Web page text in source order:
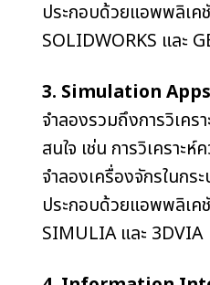
ประกอบด้วยแอพพลิเค
SOLIDWORKS และ
3. Simulation Apps
จำลองรวมถึงการวิเคร
สนใจ เช่น การวิเคราะ
จำลองเครื่องจักรในกร
ประกอบด้วยแอพพลิเค
SIMULIA และ 3DVIA